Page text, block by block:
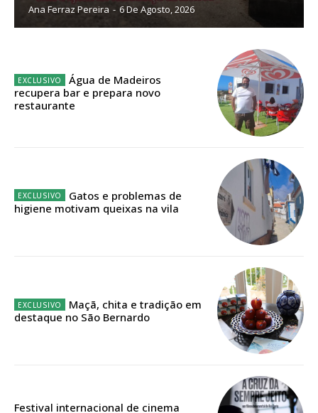
Planos de Assinatura
Faça-se assinante do Região de Cister e ajude-nos a manter este serviço
Escolha o plano de assinatura desejado:
32€
Edição em papel entregue à Quinta-feira em sua
Ana Ferraz Pereira - 6 De Agosto, 2026
Água de Madeiros
recupera bar e prepara novo
restaurante
Gatos e problemas de
higiene motivam queixas na vila
Maçã, chita e tradição em
destaque no São Bernardo
Festival internacional de cinema